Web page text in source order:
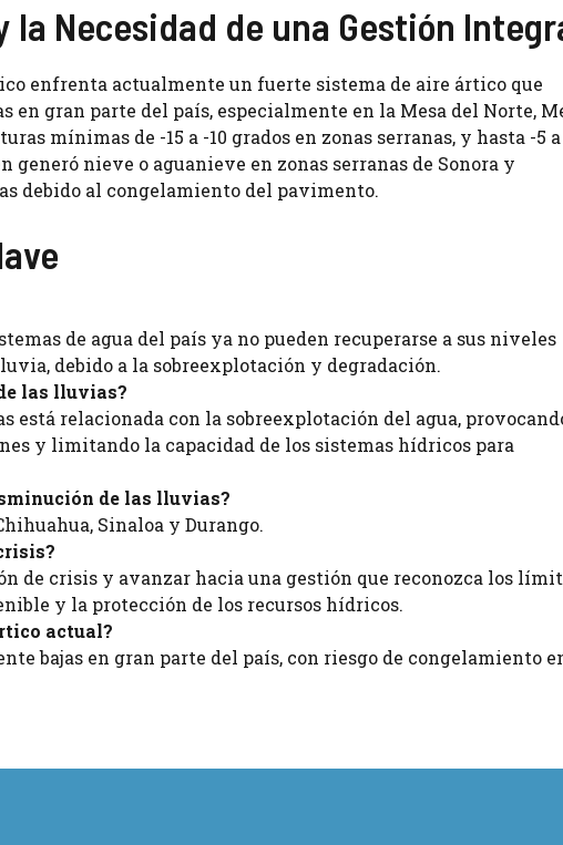
Necesidad de una Gestión
enfrenta actualmente un fuerte sistema de aire ártico que
en gran parte del país, especialmente en la Mesa del Norte,
mínimas de -15 a -10 grados en zonas serranas, y hasta -5 a
generó nieve o aguanieve en zonas serranas de Sonora y
debido al congelamiento del pavimento.
de agua del país ya no pueden recuperarse a sus niveles
debido a la sobreexplotación y degradación.
las lluvias?
está relacionada con la sobreexplotación del agua,
y limitando la capacidad de los sistemas hídricos para
de las lluvias?
Sinaloa y Durango.
de crisis y avanzar hacia una gestión que reconozca los
y la protección de los recursos hídricos.
actual?
bajas en gran parte del país, con riesgo de congelamiento